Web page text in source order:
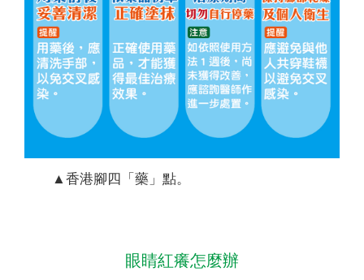
▲香港腳四「藥」點。
眼睛紅癢怎麼辦